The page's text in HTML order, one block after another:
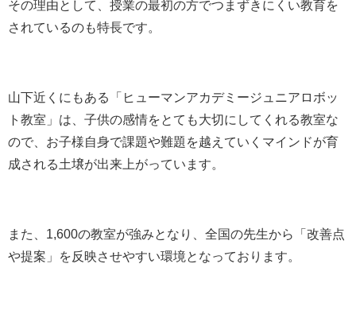
その理由として、授業の最初の方でつまずきにくい教育を
されているのも特長です。
山下近くにもある「ヒューマンアカデミージュニアロボッ
ト教室」は、子供の感情をとても大切にしてくれる教室な
ので、お子様自身で課題や難題を越えていくマインドが育
成される土壌が出来上がっています。
また、1,600の教室が強みとなり、全国の先生から「改善点
や提案」を反映させやすい環境となっております。